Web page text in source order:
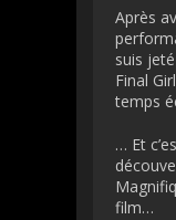
Après
suis
Final
temps
… Et
film…